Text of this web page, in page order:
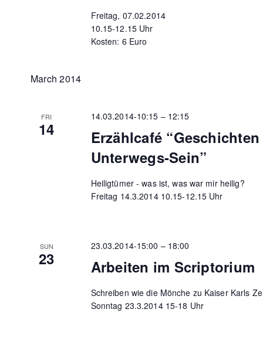
Freitag, 07.02.2014
10.15-12.15 Uhr
Kosten: 6 Euro
March 2014
FRI
14
Erzählcafé
Unterwegs-Sein”
14.03.2014-10:15 – 12:15
Heiligtümer - was ist, was war mir heilig?
Freitag 14.3.2014 10.15-12.15 Uhr
SUN
23 Arbeiten im Scriptorium
23.03.2014-15:00 – 18:00
Schreiben wie die Mönche zu Kaiser Karls
Sonntag 23.3.2014 15-18 Uhr